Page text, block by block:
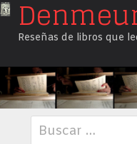
Saltar
Reseñas de libros que
Buscar: